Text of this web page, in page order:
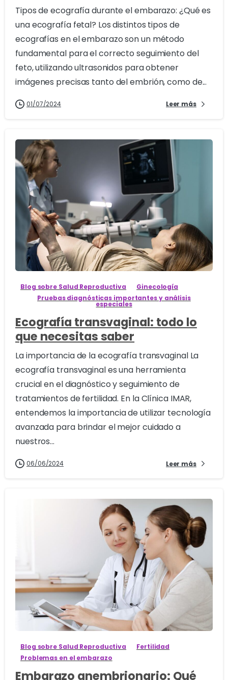
Tipos de ecografía durante el embarazo: ¿Qué es
una ecografía fetal? Los distintos tipos de
ecografías en el embarazo son un método
fundamental para el correcto seguimiento del
feto, utilizando ultrasonidos para obtener
imágenes precisas tanto del embrión, como de...
01/07/2024 Leer más
1
Blog sobre Salud Reproductiva
Ginecología
Pruebas diagnósticas importantes y análisis
especiales
Ecografía transvaginal: todo lo
que necesitas saber
La importancia de la ecografía transvaginal La
ecografía transvaginal es una herramienta
crucial en el diagnóstico y seguimiento de
tratamientos de fertilidad. En la Clínica IMAR,
entendemos la importancia de utilizar tecnología
avanzada para brindar el mejor cuidado a
nuestros...
06/06/2024 Leer más
Blog sobre Salud Reproductiva
Fertilidad
Problemas en el embarazo
Embarazo anembrionario: Qué